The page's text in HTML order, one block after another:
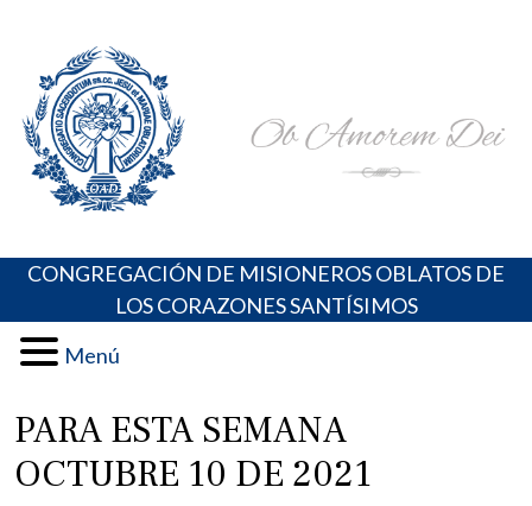
content
Portal de los Padres Oblatos. Advocaciones Marianas,
Oraciones, Música religiosa y más
CONGREGACIÓN DE MISIONEROS OBLATOS DE
LOS CORAZONES SANTÍSIMOS
Menú
PARA ESTA SEMANA
OCTUBRE 10 DE 2021